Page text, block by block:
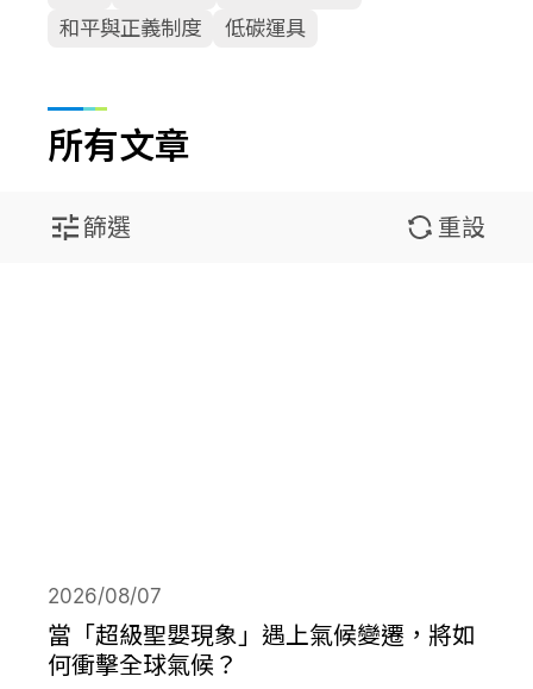
和平與正義制度
低碳運具
所有文章
篩選 重設
當「超級聖嬰現象」遇上氣候變遷，將如
何衝擊全球氣候？
2026/08/07